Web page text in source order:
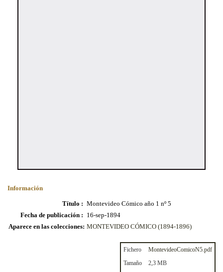
Información
Título : Montevideo Cómico año 1 nº 5
Fecha de publicación : 16-sep-1894
Aparece en las colecciones: MONTEVIDEO CÓMICO (1894-1896)
Fichero
MontevideoComicoN5.pdf
Tamaño
2,3 MB